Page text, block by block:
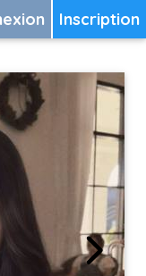
Inscription